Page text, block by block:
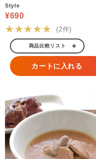
Style
¥690
★★★★★ (2件)
商品比較リスト
カートに入れる